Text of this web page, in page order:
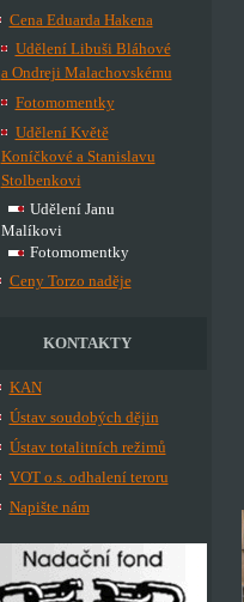
Cena Eduarda Hakena
Udělení Libuši Bláhové
a Ondreji Malachovskému
Fotomomentky
Udělení Květě
Koníčkové a Stanislavu
Stolbenkovi
Udělení Janu
Malíkovi
Fotomomentky
Ceny Torzo naděje
KONTAKTY
KAN
Ústav soudobých dějin
Ústav totalitních režimů
VOT o.s. odhalení teroru
Napište nám